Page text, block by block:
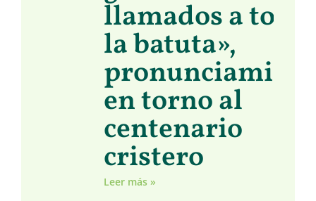
llamados a
la batuta»,
en torno al
centenario
cristero
Leer más »